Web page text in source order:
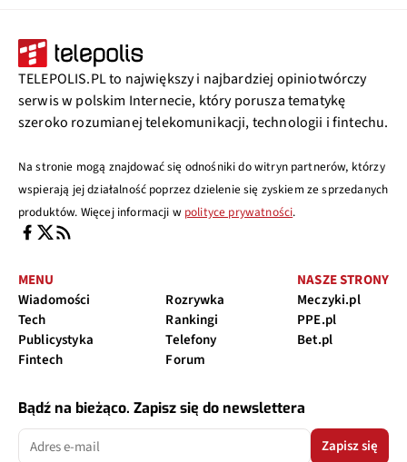
TELEPOLIS.PL to największy i najbardziej opiniotwórczy
serwis w polskim Internecie, który porusza tematykę
szeroko rozumianej telekomunikacji, technologii i fintechu.
Na stronie mogą znajdować się odnośniki do witryn partnerów, którzy
wspierają jej działalność poprzez dzielenie się zyskiem ze sprzedanych
produktów. Więcej informacji w polityce prywatności.
MENU
Wiadomości
Tech
Publicystyka
Fintech
Rozrywka
Rankingi
Telefony
Forum
NASZE STRONY
Meczyki.pl
PPE.pl
Bet.pl
Bądź na bieżąco. Zapisz się do newslettera
Zapisz się